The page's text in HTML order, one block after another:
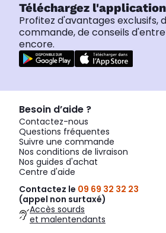
Téléchargez
Profitez d'avantages exclusifs,
commande, de conseils
encore.
Besoin d’aide ?
Contactez-nous
Questions fréquentes
Suivre une commande
Nos conditions de livraison
Nos guides d'achat
Centre d'aide
Contactez le 09 69 32 32 23
(appel non surtaxé)
Accès sourds
et malentendants